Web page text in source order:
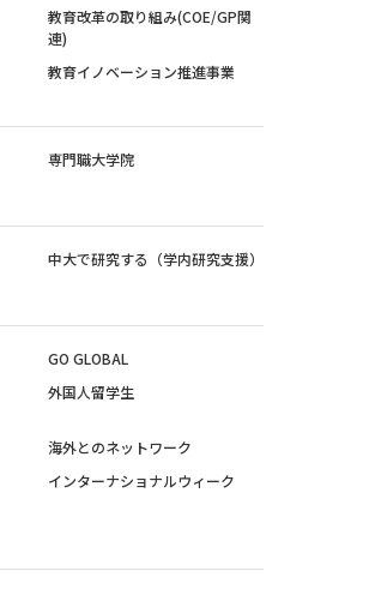
教育改革の取り組み(COE/GP関
連)
教育イノベーション推進事業
専門職大学院
中大で研究する（学内研究支援）
GO GLOBAL
外国人留学生
海外とのネットワーク
インターナショナルウィーク